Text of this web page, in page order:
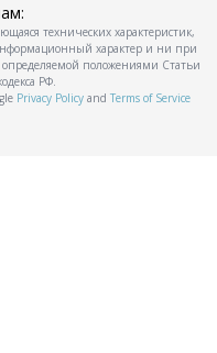
технических характеристик,
характер и ни при
определяемой положениями Статьи
РФ.
Privacy Policy and Terms of Service